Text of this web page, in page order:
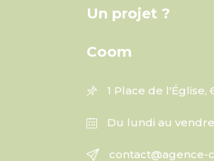
Un projet ?
Coom
1 Place de l'Église,
Du lundi au
contact@agence-